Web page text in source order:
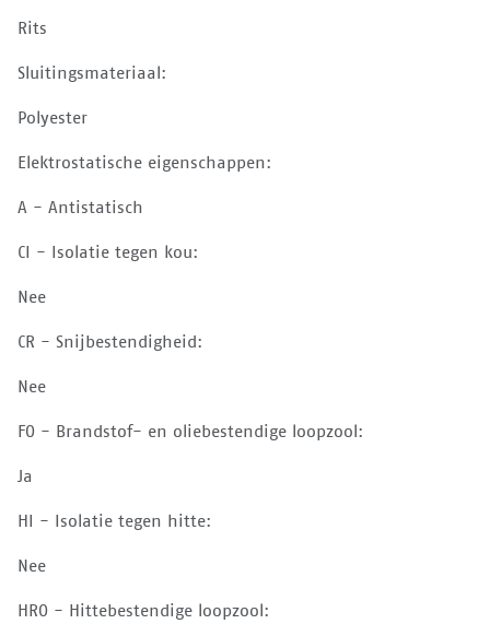
Rits
Sluitingsmateriaal:
Polyester
Elektrostatische eigenschappen:
A - Antistatisch
CI - Isolatie tegen kou:
Nee
CR - Snijbestendigheid:
Nee
FO - Brandstof- en oliebestendige loopzool:
Ja
HI - Isolatie tegen hitte:
Nee
HRO - Hittebestendige loopzool: